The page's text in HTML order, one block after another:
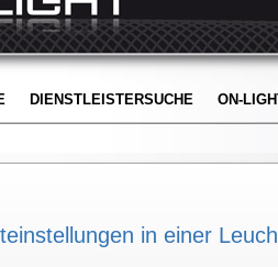
DIENSTLEISTERSUCHE ON-
in einer